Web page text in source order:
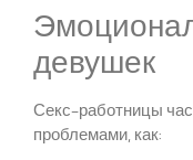
девушек
Секс-работницы
проблемами, как: